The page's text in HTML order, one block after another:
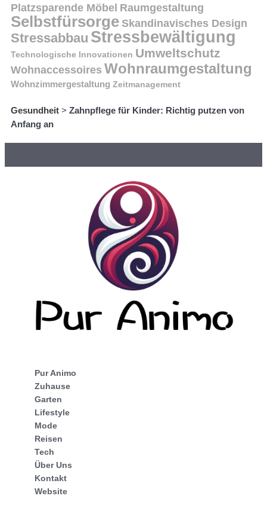
Platzsparende Möbel Raumgestaltung
Selbstfürsorge Skandinavisches Design
Stressabbau Stressbewältigung
Technologische Innovationen Umweltschutz
Wohnaccessoires Wohnraumgestaltung
Wohnzimmergestaltung Zeitmanagement
Gesundheit > Zahnpflege für Kinder: Richtig putzen von
Anfang an
Pur Animo
Zuhause
Garten
Lifestyle
Mode
Reisen
Tech
Über Uns
Kontakt
Website